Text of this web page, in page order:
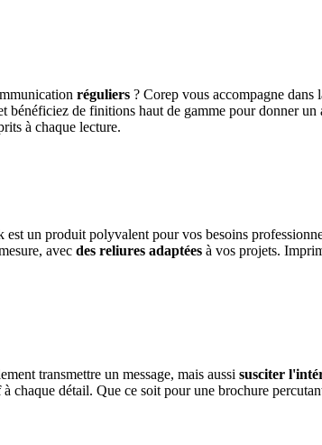
réguliers ? Corep vous accompagne dans
de finitions haut de gamme pour donner
à chaque lecture.
est un produit polyvalent pour vos besoins
avec des reliures adaptées à vos projets.
transmettre un message, mais aussi susciter
à chaque détail. Que ce soit pour une brochure